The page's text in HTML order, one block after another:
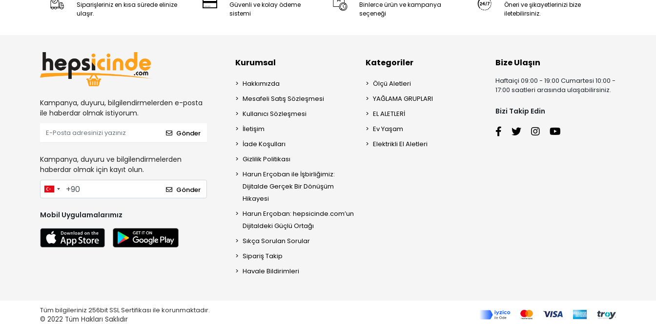
Siparişleriniz en kısa sürede elinize
ulaşır.
Güvenli ve kolay ödeme
sistemi
Binlerce ürün ve kampanya
seçeneği
Öneri ve şikayetlerinizi bize
iletebilirsiniz.
Kampanya, duyuru, bilgilendirmelerden e-posta
ile haberdar olmak istiyorum.
Gönder
Kampanya, duyuru ve bilgilendirmelerden
haberdar olmak için kayıt olun.
Gönder
Mobil Uygulamalarımız
Kurumsal
Hakkımızda
Mesafeli Satış Sözleşmesi
Kullanıcı Sözleşmesi
İletişim
İade Koşulları
Gizlilik Politikası
Harun Erçoban ile İşbirliğimiz:
Dijitalde Gerçek Bir Dönüşüm
Hikayesi
Harun Erçoban: hepsicinde.com’un
Dijitaldeki Güçlü Ortağı
Sıkça Sorulan Sorular
Sipariş Takip
Havale Bildirimleri
Kategoriler
Ölçü Aletleri
YAĞLAMA GRUPLARI
EL ALETLERİ
Ev Yaşam
Elektrikli El Aletleri
Bize Ulaşın
Haftaiçi 09:00 - 19:00 Cumartesi 10:00 -
17:00 saatleri arasında ulaşabilirsiniz.
Bizi Takip Edin
Tüm bilgileriniz 256bit SSL Sertifikası ile korunmaktadır.
© 2022 Tüm Hakları Saklıdır